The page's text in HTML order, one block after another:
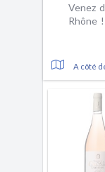
Venez
Rhône !
A côté